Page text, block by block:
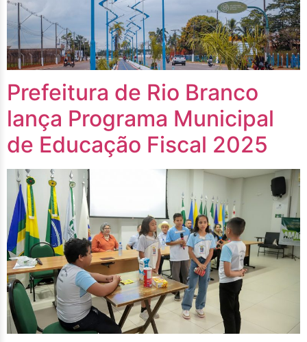
Prefeitura de Rio Branco
lança Programa Municipal
de Educação Fiscal 2025